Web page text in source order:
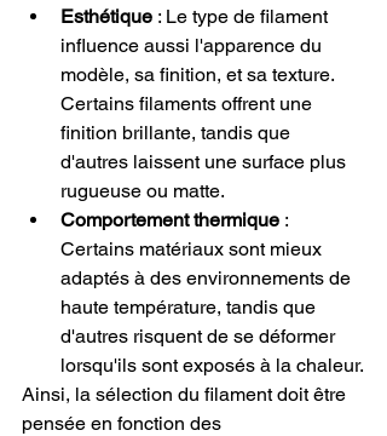
Esthétique : Le type de filament
influence aussi l'apparence du
modèle, sa finition, et sa texture.
Certains filaments offrent une
finition brillante, tandis que
d'autres laissent une surface plus
rugueuse ou matte.
Comportement thermique :
Certains matériaux sont mieux
adaptés à des environnements de
haute température, tandis que
d'autres risquent de se déformer
lorsqu'ils sont exposés à la chaleur.
Ainsi, la sélection du filament doit être
pensée en fonction des